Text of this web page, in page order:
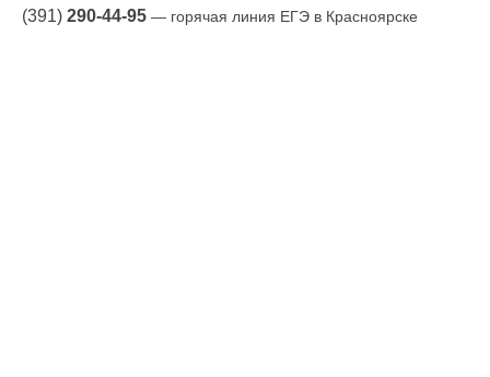
(391) 290-44-95 — горячая линия ЕГЭ в Красноярске